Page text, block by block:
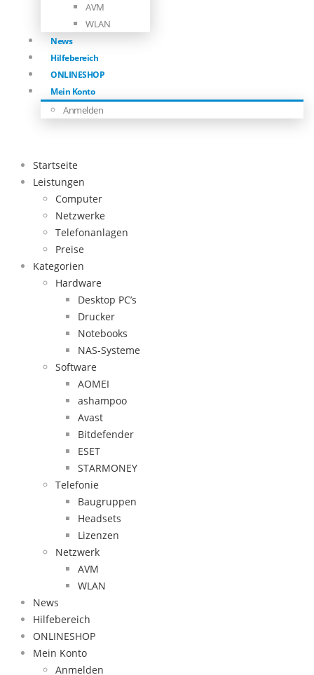
AVM
WLAN
News
Hilfebereich
ONLINESHOP
Mein Konto
Anmelden
Startseite
Leistungen
Computer
Netzwerke
Telefonanlagen
Preise
Kategorien
Hardware
Desktop PC’s
Drucker
Notebooks
NAS-Systeme
Software
AOMEI
ashampoo
Avast
Bitdefender
ESET
STARMONEY
Telefonie
Baugruppen
Headsets
Lizenzen
Netzwerk
AVM
WLAN
News
Hilfebereich
ONLINESHOP
Mein Konto
Anmelden